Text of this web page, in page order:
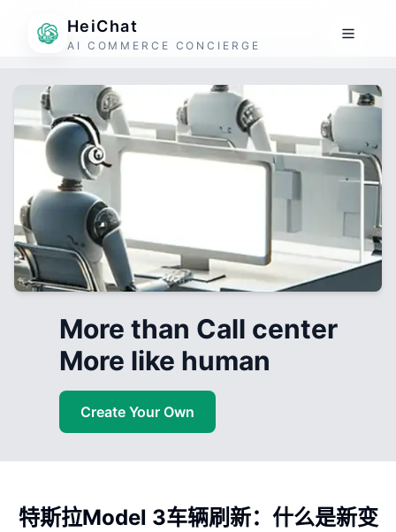
HeiChat
AI COMMERCE CONCIERGE
More than Call center
More like human
Create Your Own
特斯拉Model 3车辆刷新：什么是新变